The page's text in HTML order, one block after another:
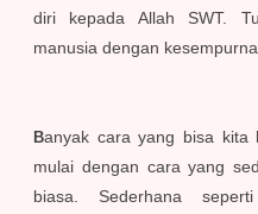
diri kepada Allah SWT.
manusia dengan
Banyak cara yang bisa kita
mulai dengan cara yang
biasa. Sederhana